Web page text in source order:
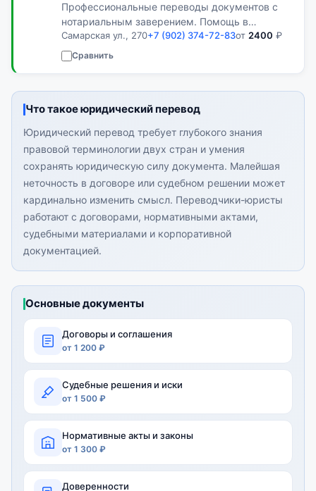
Профессиональные переводы документов с
нотариальным заверением. Помощь в
подготовке документов для государственных
органов, консульств и международных
Самарская ул., 270+7 (902) 374-72-83от 2400 ₽
Сравнить
Что такое юридический перевод
Юридический перевод требует глубокого знания
правовой терминологии двух стран и умения
сохранять юридическую силу документа. Малейшая
неточность в договоре или судебном решении может
кардинально изменить смысл. Переводчики-юристы
работают с договорами, нормативными актами,
судебными материалами и корпоративной
документацией.
Основные документы
Договоры и соглашения
от 1 200 ₽
Судебные решения и иски
от 1 500 ₽
Нормативные акты и законы
от 1 300 ₽
Доверенности